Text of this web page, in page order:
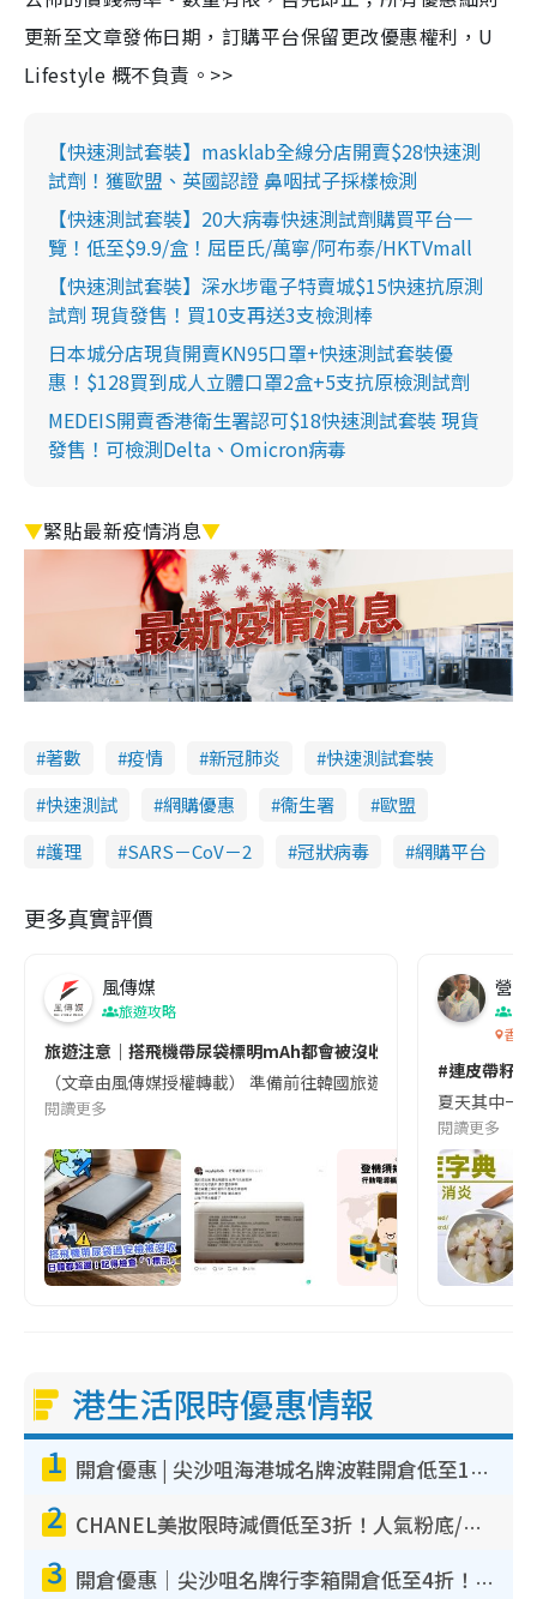
更新至文章發佈日期，訂購平台保留更改優惠權利，U
Lifestyle 概不負責。>>
【快速測試套裝】masklab全線分店開賣$28快速測
試劑！獲歐盟、英國認證 鼻咽拭子採樣檢測
【快速測試套裝】20大病毒快速測試劑購買平台一
覽！低至$9.9/盒！屈臣氏/萬寧/阿布泰/HKTVmall
【快速測試套裝】深水埗電子特賣城$15快速抗原測
試劑 現貨發售！買10支再送3支檢測棒
日本城分店現貨開賣KN95口罩+快速測試套裝優
惠！$128買到成人立體口罩2盒+5支抗原檢測試劑
MEDEIS開賣香港衛生署認可$18快速測試套裝 現貨
發售！可檢測Delta、Omicron病毒
▼緊貼最新疫情消息▼
著數 疫情 新冠肺炎
快速測試套裝
快速測試
網購優惠 衞生署
歐盟
護理
SARS－CoV－2 冠狀病毒 網購平台
更多真實評價
風傳媒
旅遊攻略
旅遊注意｜搭飛機帶尿袋標明mAh都會被沒收😱出發前切記檢查
（文章由風傳媒授權轉載） 準備前往韓國旅遊的民眾，近期要
閱讀更多
營養
香港
#連皮帶籽
夏天其中一
閱讀更多
港生活限時優惠情報
1 開倉優惠 | 尖沙咀海港城名牌波鞋開倉低至1折！On鞋$899起／Joy&Peace鞋履$98起
2 CHANEL美妝限時減價低至3折！人氣粉底/唇膏/精華液低至$275！COCO香水都有平
3 開倉優惠｜尖沙咀名牌行李箱開倉低至4折！一連5日 American Tourister/ace./Hallmark $200起！